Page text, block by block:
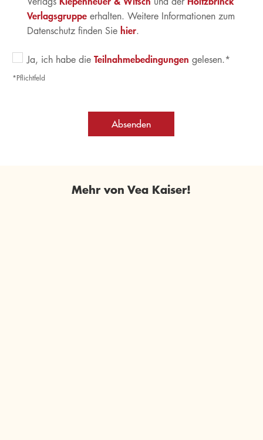
Verlagsgruppe erhalten. Weitere Informationen zum
Datenschutz finden Sie hier.
Ja, ich habe dieTeilnahmebedingungen gelesen.*
*Pflichtfeld
Absenden
Mehr von Vea Kaiser!